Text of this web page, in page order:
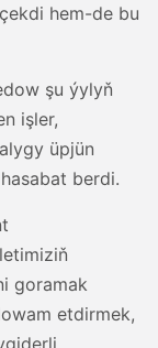
hem-de bu
şu ýylyň
işler,
üpjün
berdi.
goramak
etdirmek,